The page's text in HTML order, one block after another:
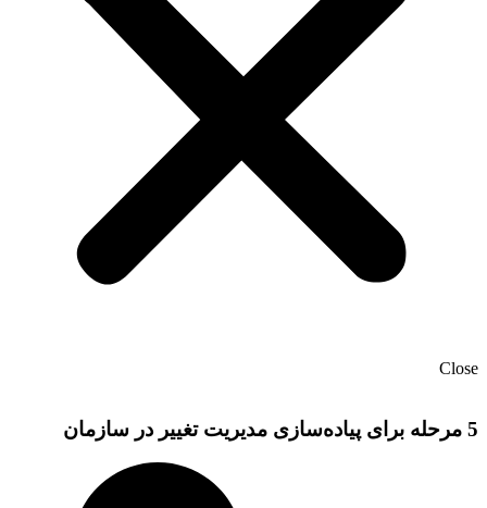
Close
5 مرحله برای پیاده‌سازی مدیریت تغییر در سازمان